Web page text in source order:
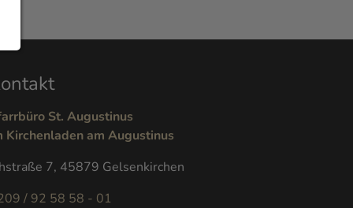
St. Augustinus
Kirchenladen am Augustinus
7, 45879 Gelsenkirchen
/ 92 58 58 - 01